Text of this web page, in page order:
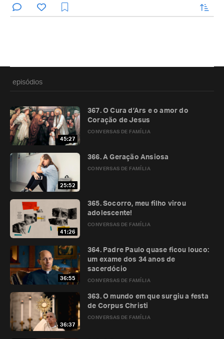
enviar
episódios
45:27
CONVERSAS DE FAMÍLIA
367. O Cura d’Ars e o amor do
Coração de Jesus
25:52
CONVERSAS DE FAMÍLIA
366. A Geração Ansiosa
41:26
CONVERSAS DE FAMÍLIA
365. Socorro, meu filho virou
adolescente!
36:55 CONVERSAS DE FAMÍLIA
364. Padre Paulo quase ficou louco:
um exame dos 34 anos de
sacerdócio
36:37
CONVERSAS DE FAMÍLIA
363. O mundo em que surgiu a festa
de Corpus Christi